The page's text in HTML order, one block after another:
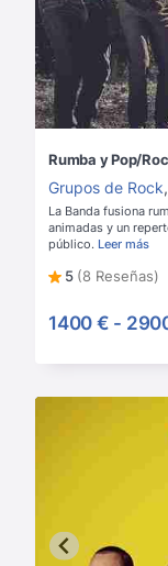
Rumba y Pop/
Grupos de Rock,
La Banda fusiona
animadas y un
público. Leer más
5 (8 Reseñas)
1400 € -